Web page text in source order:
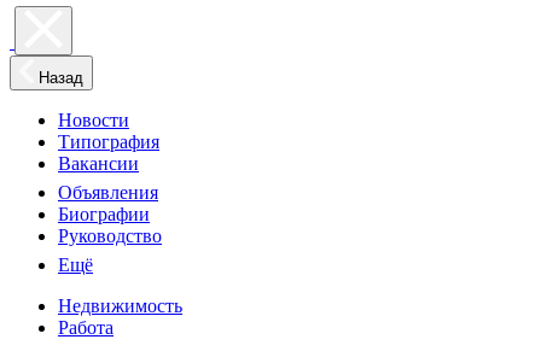
Назад
Новости
Типография
Вакансии
Объявления
Биографии
Руководство
Ещё
Недвижимость
Работа